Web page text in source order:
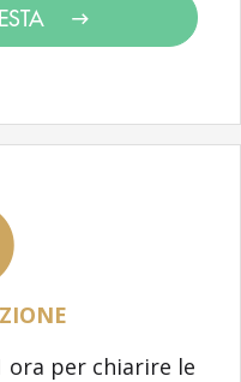
per chiarire le